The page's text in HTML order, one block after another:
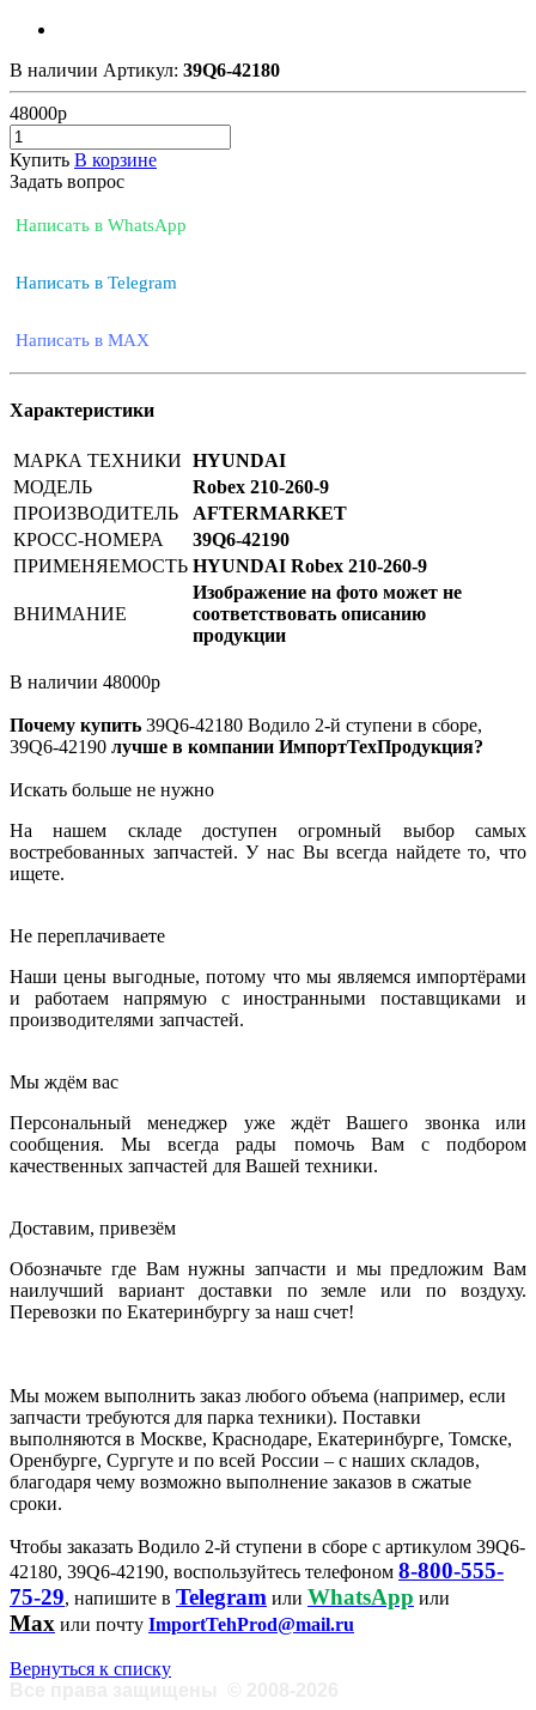
В наличии Артикул: 39Q6-42180
48000р
Купить В корзине
Задать вопрос
Написать в WhatsApp
Написать в Telegram
Написать в MAX
Характеристики
МАРКА ТЕХНИКИ HYUNDAI
МОДЕЛЬ
Robex 210-260-9
ПРОИЗВОДИТЕЛЬ
AFTERMARKET
КРОСС-НОМЕРА
39Q6-42190
ПРИМЕНЯЕМОСТЬ HYUNDAI Robex 210-260-9
ВНИМАНИЕ
Изображение на фото может не
соответствовать описанию
продукции
В наличии 48000р
Почему купить 39Q6-42180 Водило 2-й ступени в сборе,
39Q6-42190 лучше в компании ИмпортТехПродукция?
Искать больше не нужно
На нашем складе доступен огромный выбор самых
востребованных запчастей. У нас Вы всегда найдете то, что
ищете.
Не переплачиваете
Наши цены выгодные, потому что мы являемся импортёрами
и работаем напрямую с иностранными поставщиками и
производителями запчастей.
Мы ждём вас
Персональный менеджер уже ждёт Вашего звонка или
сообщения. Мы всегда рады помочь Вам с подбором
качественных запчастей для Вашей техники.
Доставим, привезём
Обозначьте где Вам нужны запчасти и мы предложим Вам
наилучший вариант доставки по земле или по воздуху.
Перевозки по Екатеринбургу за наш счет!
Мы можем выполнить заказ любого объема (например, если
запчасти требуются для парка техники). Поставки
выполняются в Москве, Краснодаре, Екатеринбурге, Томске,
Оренбурге, Сургуте и по всей России – с наших складов,
благодаря чему возможно выполнение заказов в сжатые
сроки.
Чтобы заказать Водило 2-й ступени в сборе с артикулом 39Q6-
42180, 39Q6-42190, воспользуйтесь телефоном 8-800-555-
75-29, напишите в Telegram или WhatsApp или
Max или почту ImportTehProd@mail.ru
Вернуться к списку